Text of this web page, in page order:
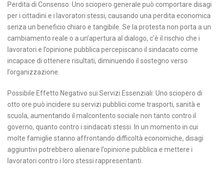
Perdita di Consenso: Uno sciopero generale può comportare disagi
per i cittadini e i lavoratori stessi, causando una perdita economica
senza un beneficio chiaro e tangibile. Se la protesta non porta a un
cambiamento reale o a un’apertura al dialogo, c’è il rischio che i
lavoratori e l’opinione pubblica percepiscano il sindacato come
incapace di ottenere risultati, diminuendo il sostegno verso
l’organizzazione.
Possibile Effetto Negativo sui Servizi Essenziali: Uno sciopero di
otto ore può incidere su servizi pubblici come trasporti, sanità e
scuola, aumentando il malcontento sociale non tanto contro il
governo, quanto contro i sindacati stessi. In un momento in cui
molte famiglie stanno affrontando difficoltà economiche, disagi
aggiuntivi potrebbero alienare l’opinione pubblica e mettere i
lavoratori contro i loro stessi rappresentanti.